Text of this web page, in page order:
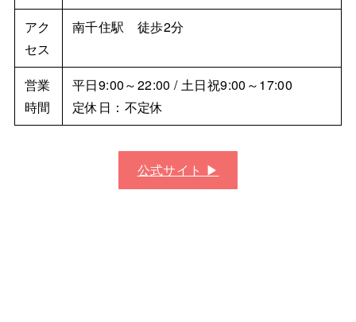
アク
セス
南千住駅 徒歩2分
営業
時間
平日9:00～22:00 / 土日祝9:00～17:00
定休日：不定休
公式サイト ▶︎